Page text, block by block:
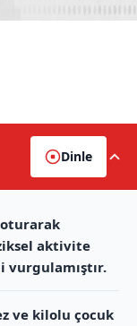
Dinle
oturarak
aktivite
vurgulamıştır.
ve kilolu çocuk